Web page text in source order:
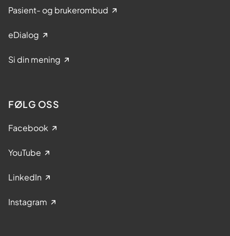
Pasient- og brukerombud
eDialog
Si din mening
FØLG OSS
Facebook
YouTube
LinkedIn
Instagram